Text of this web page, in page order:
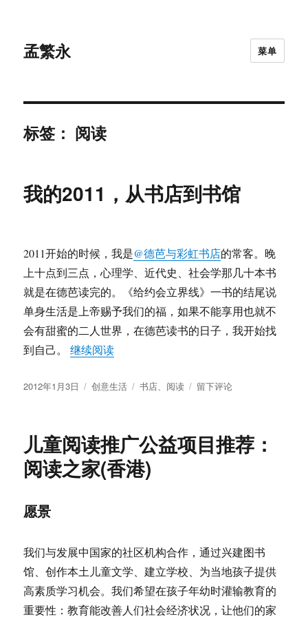
孟繁永 菜单
标签： 阅读
我的2011，从书店到书馆
2011开始的时候，我是@德芭与彩虹书店的常客。晚
上十点到三点，心理学、近代史、社会学那几十本书
就是在德芭读完的。《给约会立界线》一书的结尾说
单身生活是上帝赐予我们的福，如果不能享用也就不
会有甜蜜的二人世界，在德芭读书的日子，我开始找
到自己。继续阅读“我的2011，从书店到书馆”
发
2012年1月3日
分
创意生活
标
书店、 阅读
于
从
书
留下评论
儿童阅读推广公益项目推荐：
阅读之家(香港)
愿景
我们与发展中国家的社区机构合作，通过兴建图书
馆、创作本土儿童文学、建立学校、为当地孩子提供
高素质学习机会。我们希望在孩子年幼时灌输教育的
重要性：教育能改善人们社会经济状况，让他们的家